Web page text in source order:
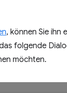
, können Sie ihn
folgende
möchten.